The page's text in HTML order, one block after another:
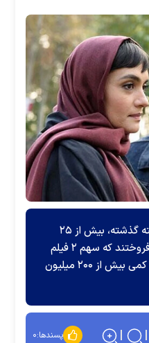
سینما‌ها طی ۳ روز پایانی هفته گذشته، بیش از ۲۵
میلیارد و ۷۰۷ میلیون تومان فروختند که سهم ۲ فیلم
جدید اکران از این گیشه، فقط کمی بیش از ۲۰۰ میلیون
پسندها:۰